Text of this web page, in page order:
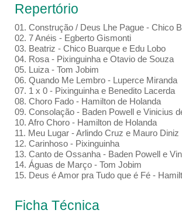
Repertório
01. Construção / Deus Lhe Pague - Chico
02. 7 Anéis - Egberto Gismonti
03. Beatriz - Chico Buarque e Edu Lobo
04. Rosa - Pixinguinha e Otavio de Souza
05. Luiza - Tom Jobim
06. Quando Me Lembro - Luperce Miranda
07. 1 x 0 - Pixinguinha e Benedito Lacerda
08. Choro Fado - Hamilton de Holanda
09. Consolação - Baden Powell e Vinicius
10. Afro Choro - Hamilton de Holanda
11. Meu Lugar - Arlindo Cruz e Mauro Diniz
12. Carinhoso - Pixinguinha
13. Canto de Ossanha - Baden Powell e
14. Águas de Março - Tom Jobim
15. Deus é Amor pra Tudo que é Fé -
Ficha Técnica